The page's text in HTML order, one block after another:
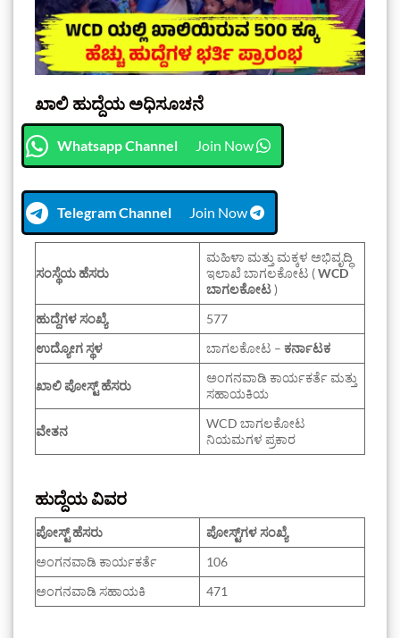
ಖಾಲಿ ಹುದ್ದೆಯ ಅಧಿಸೂಚನೆ
Whatsapp Channel Join Now
Telegram Channel Join Now
ಸಂಸ್ಥೆಯ ಹೆಸರು
ಮಹಿಳಾ ಮತ್ತು ಮಕ್ಕಳ ಅಭಿವೃದ್ಧಿ
ಇಲಾಖೆ ಬಾಗಲಕೋಟ (WCD
ಬಾಗಲಕೋಟ)
ಹುದ್ದೆಗಳ ಸಂಖ್ಯೆ
577
ಉದ್ಯೋಗ ಸ್ಥಳ
ಬಾಗಲಕೋಟ – ಕರ್ನಾಟಕ
ಖಾಲಿ ಪೋಸ್ಟ್ ಹೆಸರು
ಅಂಗನವಾಡಿ ಕಾರ್ಯಕರ್ತೆ ಮತ್ತು
ಸಹಾಯಕಿಯ
ವೇತನ
WCD ಬಾಗಲಕೋಟ
ನಿಯಮಗಳ ಪ್ರಕಾರ
ಹುದ್ದೆಯ ವಿವರ
ಪೋಸ್ಟ್ ಹೆಸರು
ಪೋಸ್ಟ್‌ಗಳ ಸಂಖ್ಯೆ
ಅಂಗನವಾಡಿ ಕಾರ್ಯಕರ್ತೆ
106
ಅಂಗನವಾಡಿ ಸಹಾಯಕಿ
471